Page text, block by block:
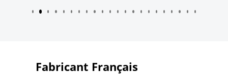
Fabricant Français